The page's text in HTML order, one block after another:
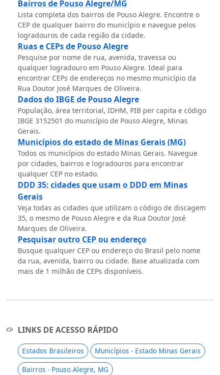
Bairros de Pouso Alegre/MG
Lista completa dos bairros de Pouso Alegre. Encontre o
CEP de qualquer bairro do município e navegue pelos
logradouros de cada região da cidade.
Ruas e CEPs de Pouso Alegre
Pesquise por nome de rua, avenida, travessa ou
qualquer logradouro em Pouso Alegre. Ideal para
encontrar CEPs de endereços no mesmo município da
Rua Doutor José Marques de Oliveira.
Dados do IBGE de Pouso Alegre
População, área territorial, IDHM, PIB per capita e código
IBGE 3152501 do município de Pouso Alegre, Minas
Gerais.
Municípios do estado de Minas Gerais (MG)
Todos os municípios do estado Minas Gerais. Navegue
por cidades, bairros e logradouros para encontrar
qualquer CEP no estado.
DDD 35: cidades que usam o DDD em Minas
Gerais
Veja todas as cidades que utilizam o código de discagem
35, o mesmo de Pouso Alegre e da Rua Doutor José
Marques de Oliveira.
Pesquisar outro CEP ou endereço
Busque qualquer CEP ou endereço do Brasil pelo nome
da rua, avenida, bairro ou cidade. Base atualizada com
mais de 1 milhão de CEPs disponíveis.
LINKS DE ACESSO RÁPIDO
Estados Brasileiros
Municípios - Estado Minas Gerais
Bairros - Pouso Alegre, MG